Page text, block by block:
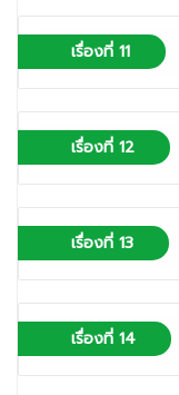
เรื่องที่ 11
เรื่องที่ 12
เรื่องที่ 13
เรื่องที่ 14